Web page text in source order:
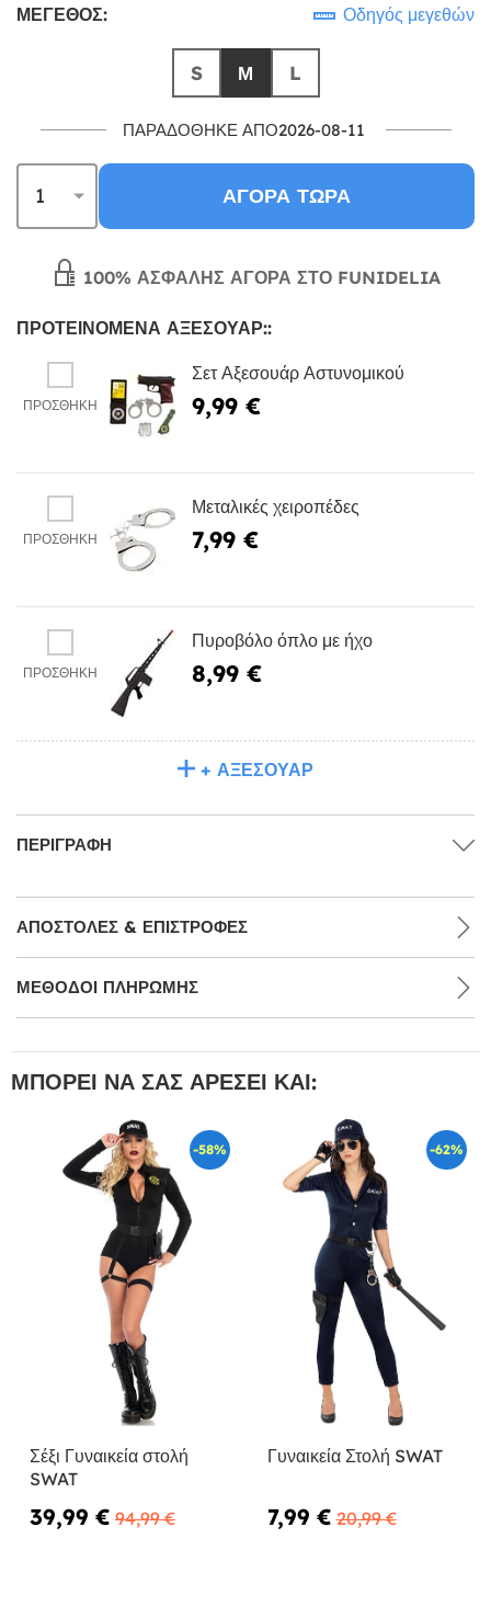
ΜΈΓΕΘΟΣ: Οδηγός μεγεθών
S Μ L
ΠΑΡΑΔΌΘΗΚΕ ΑΠΌ2026-08-11
ΑΓΟΡΆ ΤΏΡΑ
100% ΑΣΦΑΛΉΣ ΑΓΟΡΆ ΣΤΟ FUNIDELIA
ΠΡΟΤΕΙΝΌΜΕΝΑ ΑΞΕΣΟΥΆΡ::
ΠΡΟΣΘΉΚΗ
Σετ Αξεσουάρ Αστυνομικού
9,99 €
ΠΡΟΣΘΉΚΗ
Μεταλικές χειροπέδες
7,99 €
ΠΡΟΣΘΉΚΗ
Πυροβόλο όπλο με ήχο
8,99 €
+ ΑΞΕΣΟΥΆΡ
ΠΕΡΙΓΡΑΦΉ
ΑΠΟΣΤΟΛΈΣ & ΕΠΙΣΤΡΟΦΈΣ
ΜΕΘΌΔΟΙ ΠΛΗΡΩΜΉΣ
ΜΠΟΡΕΊ ΝΑ ΣΑΣ ΑΡΈΣΕΙ ΚΑΙ:
-58%
Σέξι Γυναικεία στολή
SWAT
39,99 € 94,99 €
-62%
Γυναικεία Στολή SWAT
7,99 € 20,99 €